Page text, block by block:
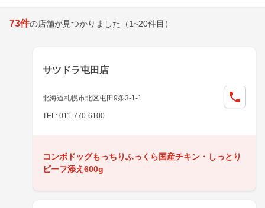
73件の店舗が見つかりました （1~20件目）
サツドラ屯田店
北海道札幌市北区屯田9条3-1-1
TEL: 011-770-6100
コンボドッグもっちりふっくら国産チキン・しっとり
ビーフ添え600g